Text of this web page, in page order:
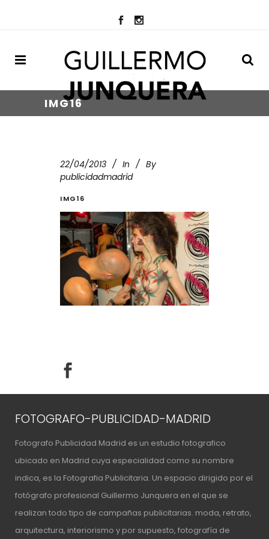
IMG16
22/04/2013 In
By
publicidadmadrid
IMG16
FOTOGRAFO-PUBLICIDAD-MADRID
Fotografo Publicidad Madrid es un estudio fotografico
ubicado en Madrid cuya especialidad como su nombre
indica, es la Fotografia Publicitaria. Un espacio dirigido por el
fotógrafo profesional Guillermo Junquera en el que se
realizan todo tipo de campañas publicitarias. moda, retrato,
arquitectura, interiorismo y por supuesto, fotografía de